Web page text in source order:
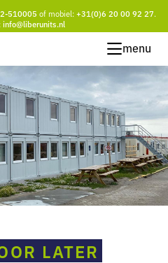
510005 of mobiel:+31(0)6 20 00 92 27.
info@liberunits.nl
menu
LATER